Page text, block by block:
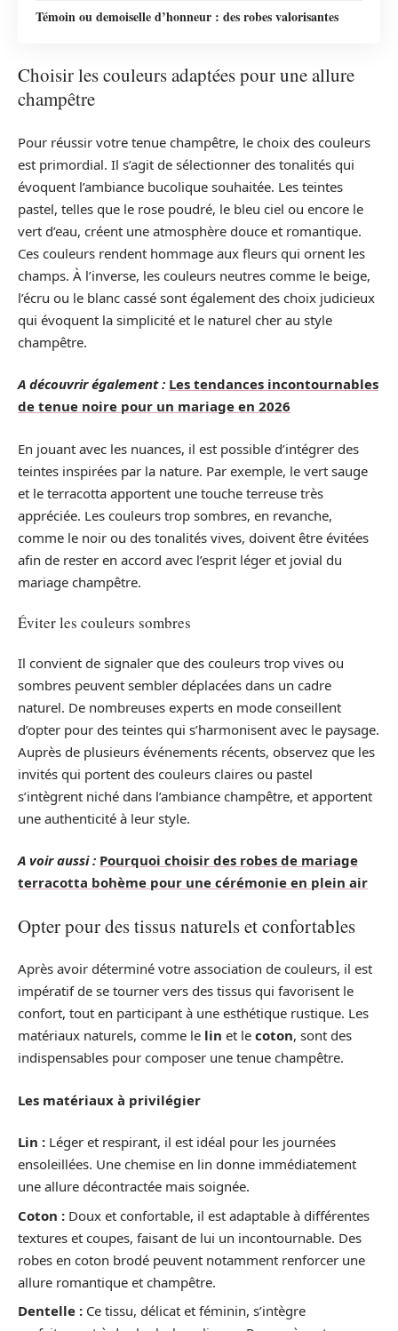
Témoin ou demoiselle d’honneur : des robes valorisantes
Choisir les couleurs adaptées pour une allure
champêtre
Pour réussir votre tenue champêtre, le choix des couleurs
est primordial. Il s’agit de sélectionner des tonalités qui
évoquent l’ambiance bucolique souhaitée. Les teintes
pastel, telles que le rose poudré, le bleu ciel ou encore le
vert d’eau, créent une atmosphère douce et romantique.
Ces couleurs rendent hommage aux fleurs qui ornent les
champs. À l’inverse, les couleurs neutres comme le beige,
l’écru ou le blanc cassé sont également des choix judicieux
qui évoquent la simplicité et le naturel cher au style
champêtre.
A découvrir également : Les tendances incontournables
de tenue noire pour un mariage en 2026
En jouant avec les nuances, il est possible d’intégrer des
teintes inspirées par la nature. Par exemple, le vert sauge
et le terracotta apportent une touche terreuse très
appréciée. Les couleurs trop sombres, en revanche,
comme le noir ou des tonalités vives, doivent être évitées
afin de rester en accord avec l’esprit léger et jovial du
mariage champêtre.
Éviter les couleurs sombres
Il convient de signaler que des couleurs trop vives ou
sombres peuvent sembler déplacées dans un cadre
naturel. De nombreuses experts en mode conseillent
d’opter pour des teintes qui s’harmonisent avec le paysage.
Auprès de plusieurs événements récents, observez que les
invités qui portent des couleurs claires ou pastel
s’intègrent niché dans l’ambiance champêtre, et apportent
une authenticité à leur style.
A voir aussi : Pourquoi choisir des robes de mariage
terracotta bohème pour une cérémonie en plein air
Opter pour des tissus naturels et confortables
Après avoir déterminé votre association de couleurs, il est
impératif de se tourner vers des tissus qui favorisent le
confort, tout en participant à une esthétique rustique. Les
matériaux naturels, comme le lin et le coton, sont des
indispensables pour composer une tenue champêtre.
Les matériaux à privilégier
Lin : Léger et respirant, il est idéal pour les journées
ensoleillées. Une chemise en lin donne immédiatement
une allure décontractée mais soignée.
Coton : Doux et confortable, il est adaptable à différentes
textures et coupes, faisant de lui un incontournable. Des
robes en coton brodé peuvent notamment renforcer une
allure romantique et champêtre.
Dentelle : Ce tissu, délicat et féminin, s’intègre